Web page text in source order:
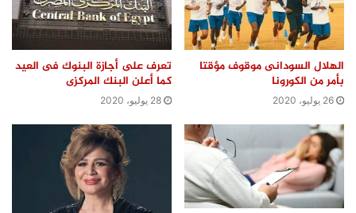
الهلال السودانى موقوف مؤقتا
بأمر من الكورونا
26 يوليو، 2020
تعرف على أجازة البنوك فى العيد
كما أعلن البنك المركزى
28 يوليو، 2020